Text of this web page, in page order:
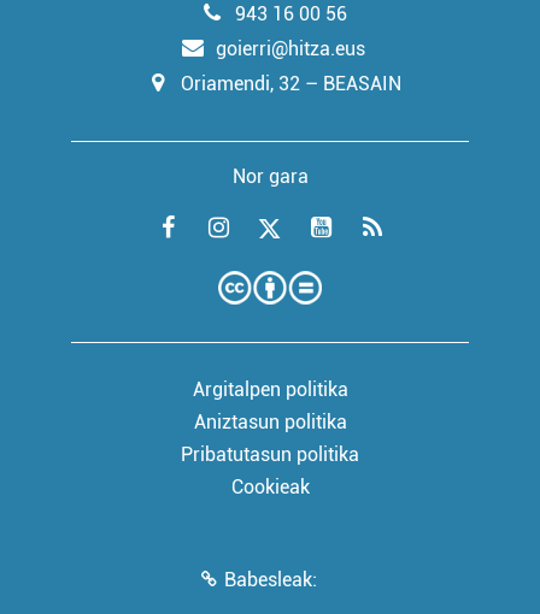
943 16 00 56
goierri@hitza.eus
Oriamendi, 32 – BEASAIN
Nor gara
Argitalpen politika
Aniztasun politika
Pribatutasun politika
Cookieak
Babesleak: